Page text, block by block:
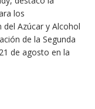
los
Azúcar y Alcohol
de la Segunda
de agosto en la